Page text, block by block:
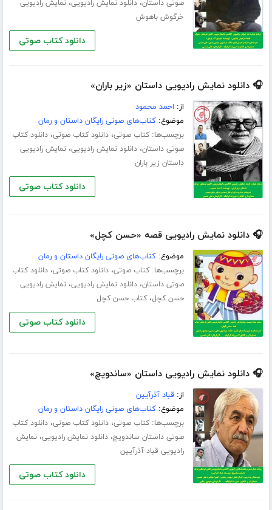
صوتی داستان،دانلود نمایش رادیویی،نمایش رادیویی
خرگوش باهوش
دانلود کتاب صوتی
🎧 دانلود نمایش رادیویی داستان «زیر باران»
از: احمد محمود
موضوع:کتاب‌های صوتی رایگان داستان و رمان
برچسب‌ها:کتاب صوتی،دانلود کتاب صوتی،دانلود کتاب
صوتی داستان،دانلود نمایش رادیویی،نمایش رادیویی
داستان زیر باران
دانلود کتاب صوتی
🎧 دانلود نمایش رادیویی قصه «حسن کچل»
موضوع:کتاب‌های صوتی رایگان داستان و رمان
برچسب‌ها:کتاب صوتی،دانلود کتاب صوتی،دانلود کتاب
صوتی داستان،دانلود نمایش رادیویی،نمایش رادیویی
حسن کچل،کتاب حسن کچل
دانلود کتاب صوتی
🎧 دانلود نمایش رادیویی داستان «ساندویچ»
از:قباد آذرآیین
موضوع:کتاب‌های صوتی رایگان داستان و رمان
برچسب‌ها:کتاب صوتی،دانلود کتاب صوتی،دانلود کتاب
صوتی داستان ساندویچ،دانلود نمایش رادیویی،نمایش
رادیویی قباد آذرآیین
دانلود کتاب صوتی